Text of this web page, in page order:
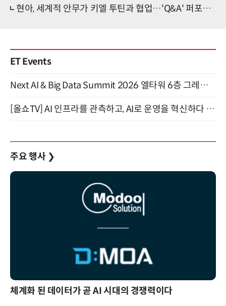
현아, 세계적 안무가 키엘 투틴과 협업…'Q&A' 퍼포먼스 완성
ET Events
Next AI & Big Data Summit 2026 엘타워 6층 그레이스홀 개최 (9/18)
[올쇼TV] AI 인프라를 관측하고, AI로 운영을 혁신하다 (8월 11일 생방송)
주요 행사 ❯
체계화 된 데이터가 곧 AI 시대의 경쟁력이다